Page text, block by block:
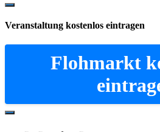
Show
Content
Veranstaltung kostenlos eintragen
Flohmarkt
Hide